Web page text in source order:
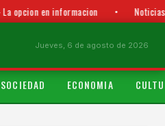
opcion en informacion •
Jueves, 6 de agosto de 2026
SOCIEDAD ECONOMIA